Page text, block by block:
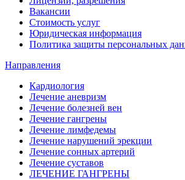
Вакансии
Стоимость услуг
Юридическая информация
Политика защиты персональных
Направления
Кардиология
Лечение аневризм
Лечение болезней вен
Лечение гангрены
Лечение лимфедемы
Лечение нарушений эрекции
Лечение сонных артерий
Лечение суставов
ЛЕЧЕНИЕ ГАНГРЕНЫ